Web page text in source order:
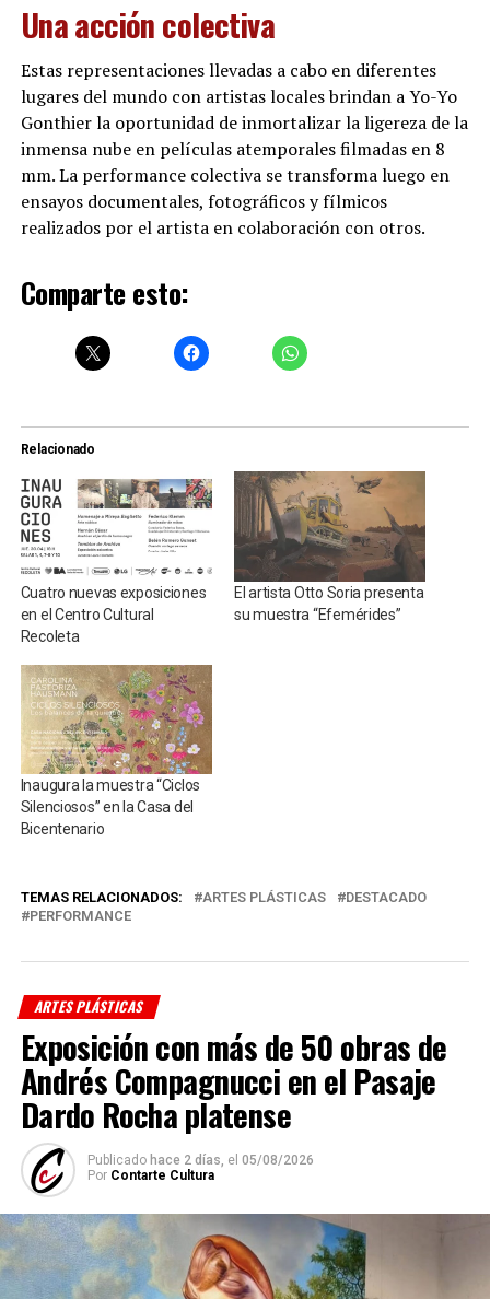
Una acción colectiva
Estas representaciones llevadas a cabo en diferentes
lugares del mundo con artistas locales brindan a Yo-Yo
Gonthier la oportunidad de inmortalizar la ligereza de la
inmensa nube en películas atemporales filmadas en 8
mm. La performance colectiva se transforma luego en
ensayos documentales, fotográficos y fílmicos
realizados por el artista en colaboración con otros.
Comparte esto:
Relacionado
Cuatro nuevas exposiciones
en el Centro Cultural
Recoleta
El artista Otto Soria presenta
su muestra “Efemérides”
Inaugura la muestra “Ciclos
Silenciosos” en la Casa del
Bicentenario
TEMAS RELACIONADOS: ARTES PLÁSTICAS
DESTACADO
PERFORMANCE
ARTES PLÁSTICAS
Exposición con más de 50 obras de
Andrés Compagnucci en el Pasaje
Dardo Rocha platense
Publicado hace 2 días, el 05/08/2026
Por Contarte Cultura